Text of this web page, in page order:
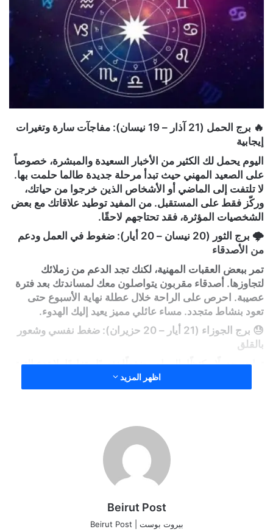
🔥 برج الحمل (21 آذار – 19 نيسان): مفاجآت سارة وتغيرات
إيجابية
اليوم يحمل لك الكثير من الأخبار السعيدة والمبشرة، خصوصاً
على الصعيد المهني حيث تبدأ مرحلة جديدة طالما حلمت بها.
لا تلتفت إلى الماضي أو الأشخاص الذين خرجوا من حياتك،
وركّز فقط على المستقبل. من المفيد توطيد علاقاتك مع بعض
الشخصيات المؤثرة، فقد تحتاجهم لاحقًا.
🌩 برج الثور (20 نيسان – 20 أيار): ضغوط في العمل ودعم
من الأصدقاء
تمر ببعض العقبات المهنية، لكنك تجد الدعم من زملائك
لتجاوزها. أصدقاء مقربون يتواصلون معك لمساندتك بعد فترة
عصيبة. احرص على الراحة خلال عطلة نهاية الأسبوع حتى
تعود بنشاط متجدد. مساء عائلي مميز يعيد إليك الهدوء.
😓 برج الجوزاء (21 أيار – 20 حزيران): ضغط نفسي وشعور
بالقلق
تواجه جدولًا مكتظًا بالمهام وضغطًا نفسيًا متزايدًا. لا تدع التوتر
يسيطر عليك، حاول تنظيم أولوياتك بوضع خطة عمل واضحة.
إحساس بالقلق تجاه أحد أفراد عائلتك يراودك، لكن مصدره
قد تتلقى عرض عمل مهم يستحق التفكير الجاد. ضع قائمة
بالإيجابيات والسلبيات قبل اتخاذ قرارك النهائي. تحاول لقاء
صديق قديم، لكن اختلاف المواعيد يحول دون ذلك. قد تتعرض
لطلب مالي من أحد الأصدقاء، فكّر جيدًا قبل الاستجابة.
🚀 برج الأسد (23 تموز – 22 آب): بداية مشرقة ومفاجآت
اظهر المزيد
Beirut Post
بيروت بوست | Beirut Post